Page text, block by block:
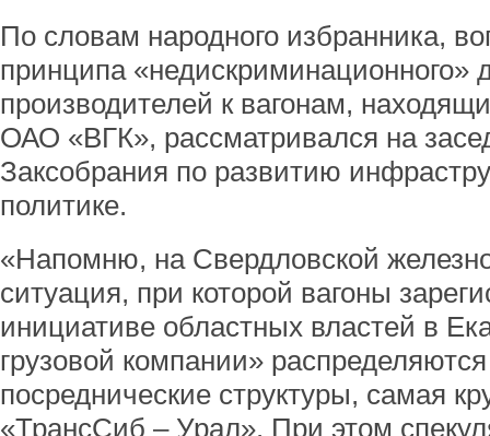
По словам народного избранника,
принципа «недискриминационного»
производителей к вагонам,
ОАО «ВГК», рассматривался на
Заксобрания по развитию
политике.
«Напомню, на Свердловской
ситуация, при которой вагоны
инициативе областных властей в
грузовой компании»
посреднические структуры, самая
«ТрансСиб – Урал». При этом